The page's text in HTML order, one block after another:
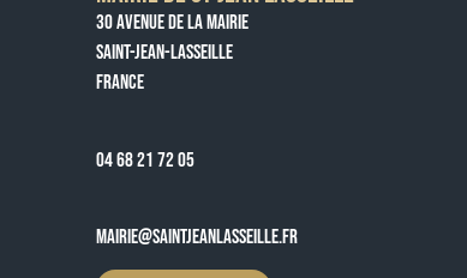
30 AVENUE DE LA MAIRIE
SAINT-JEAN-LASSEILLE
FRANCE
04 68 21 72 05
MAIRIE@SAINTJEANLASSEILLE.FR